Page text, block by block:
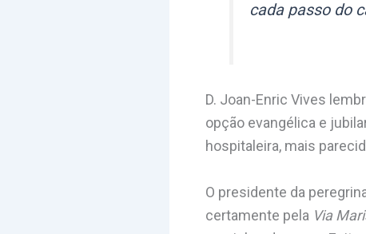
cada passo do
D. Joan-Enric Vives
opção evangélica e
hospitaleira, mais
O presidente da
certamente pela Via